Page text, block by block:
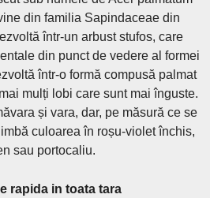
din familia Sapindaceae din
într-un arbust stufos, care
din punct de vedere al formei
într-o formă compusă palmat
mulți lobi care sunt mai înguste.
și vara, dar, pe măsură ce se
culoarea în roșu-violet închis,
sau portocaliu.
rapida in toata tara